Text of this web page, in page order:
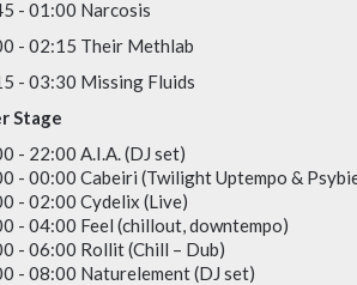
- 01:00 Narcosis
- 02:15 Their Methlab
- 03:30 Missing Fluids
Stage
- 22:00 A.I.A. (DJ set)
- 00:00 Cabeiri (Twilight Uptempo &
- 02:00 Cydelix (Live)
- 04:00 Feel (chillout, downtempo)
- 06:00 Rollit (Chill – Dub)
- 08:00 Naturelement (DJ set)